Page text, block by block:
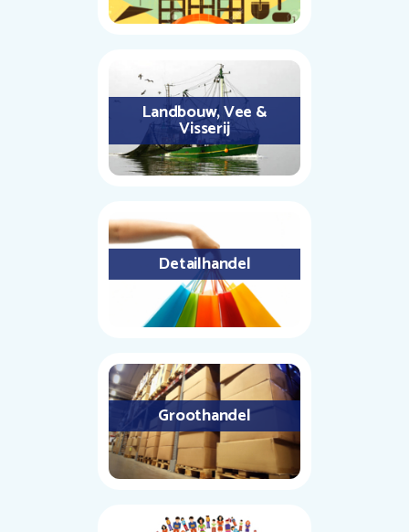
Landbouw, Vee &
Visserij
Detailhandel
Groothandel